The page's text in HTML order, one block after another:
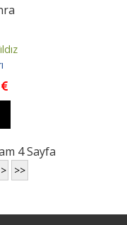
4 Sayfa
> >>